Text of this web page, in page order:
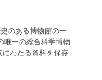
のある博物館の一
唯一の総合科学博物
にわたる資料を保存